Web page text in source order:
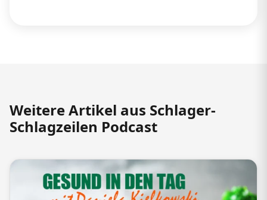
Weitere Artikel aus Schlager-
Schlagzeilen Podcast